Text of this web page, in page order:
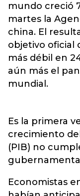
mundo creció
martes la
china. El
objetivo oficial
más débil en
aún más el
mundial.
Es la primera
crecimiento
(PIB) no
Economistas